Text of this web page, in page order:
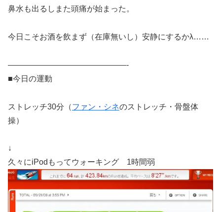
鼻水も出るしまた頭痛が始まった。
今日こそお酒を飲まず（在庫無いし）安静にするかλ……
———————————————-
■今日の運動
ストレッチ30分（ファン・シネのストレッチ・骨盤体
操）
↓
久々にiPodもってウォーキング 1時間弱